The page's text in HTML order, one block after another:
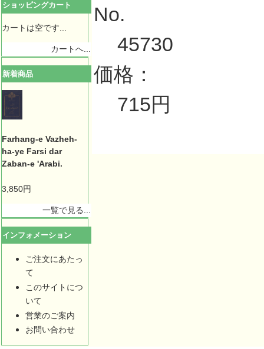
ショッピングカート
カートは空です...
カートへ...
新着商品
Farhang-e Vazheh-
ha-ye Farsi dar
Zaban-e 'Arabi.
3,850円
一覧で見る...
インフォメーション
ご注文にあたっ
て
このサイトにつ
いて
営業のご案内
お問い合わせ
No.
45730
価格：
715円